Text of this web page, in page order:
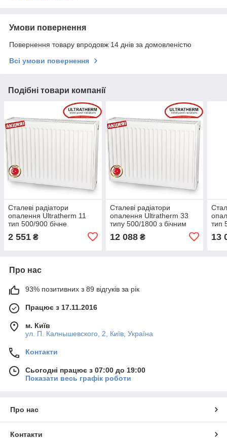
Умови повернення
Повернення товару впродовж 14 днів за домовленістю
Всі умови повернення
Подібні товари компанії
Сталеві радіатори
опалення Ultratherm 11
тип 500/900 бічне
під'єднання (Туреччина)
2 551 ₴
Сталеві радіатори
опалення Ultratherm 33
типу 500/1800 з бічним
під'єднанням, Туреччина
12 088₴
тип
13
Про нас
93% позитивних з 89 відгуків за рік
Працює з 17.11.2016
м. Київ
ул. П. Калнышевского, 2, Київ, Україна
Контакти
Сьогодні працює з 07:00 до 19:00
Показати весь графік роботи
Про нас
Контакти